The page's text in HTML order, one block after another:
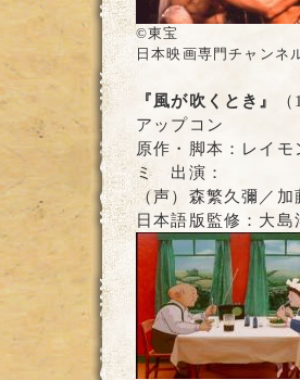
©東宝
日本映画専門チャンネ
『風が吹くとき』
アップコン
原作・脚本：レイ
ミ 出演：
（声）森繁久彌／加
日本語版監修：大